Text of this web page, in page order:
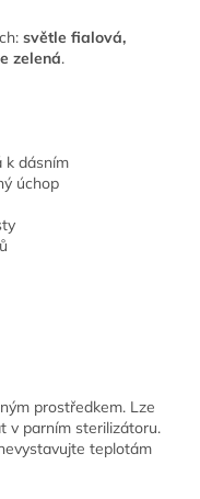
světle fialová,
zelená.
k dásním
úchop
prostředkem. Lze
v parním sterilizátoru.
teplotám